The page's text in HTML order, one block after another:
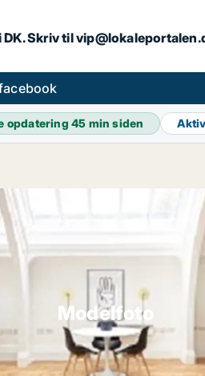
Skriv til
opdatering45 min siden
Modelfoto